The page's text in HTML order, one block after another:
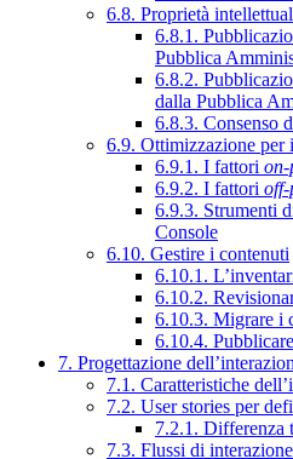
6.8. Proprietà
6.8.1.
Pubblica
6.8.2.
dalla Pubblica
6.8.3. Consenso
6.9. Ottimizzazione
6.9.1. I fattori on-
6.9.2. I fattori off-
6.9.3. Strumenti
Console
6.10. Gestire i contenuti
6.10.1.
6.10.2.
6.10.3. Migrare i
6.10.4.
7. Progettazione
7.1. Caratteristiche
7.2. User stories per
7.2.1. Differenza
7.3. Flussi di interazione